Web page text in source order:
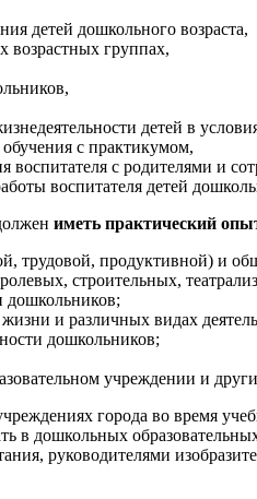
детей дошкольного возраста,
возрастных группах,
детей в
с практикумом,
воспитателя с родителями и
воспитателя детей
иметь практический
трудовой, продуктивной) и
строительных,
дошкольников;
и различных видах
дошкольников;
учреждении и
города во время
в дошкольных
руководителями